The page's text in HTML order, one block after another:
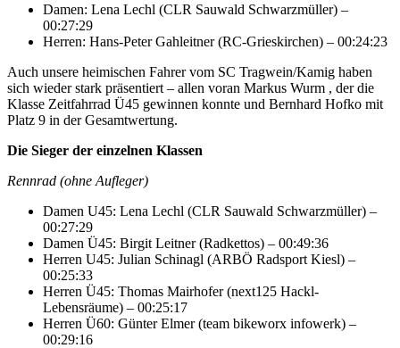
Damen: Lena Lechl (CLR Sauwald Schwarzmüller) –
00:27:29
Herren: Hans-Peter Gahleitner (RC-Grieskirchen) – 00:24:23
Auch unsere heimischen Fahrer vom SC Tragwein/Kamig haben
sich wieder stark präsentiert – allen voran Markus Wurm , der die
Klasse Zeitfahrrad Ü45 gewinnen konnte und Bernhard Hofko mit
Platz 9 in der Gesamtwertung.
Die Sieger der einzelnen Klassen
Rennrad (ohne Aufleger)
Damen U45: Lena Lechl (CLR Sauwald Schwarzmüller) –
00:27:29
Damen Ü45: Birgit Leitner (Radkettos) – 00:49:36
Herren U45: Julian Schinagl (ARBÖ Radsport Kiesl) –
00:25:33
Herren Ü45: Thomas Mairhofer (next125 Hackl-
Lebensräume) – 00:25:17
Herren Ü60: Günter Elmer (team bikeworx infowerk) –
00:29:16